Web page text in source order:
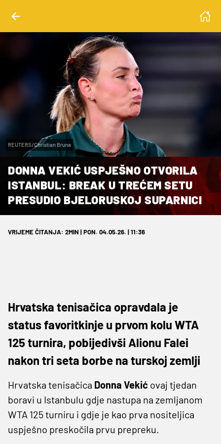
REUTERS/Christian Bruna
DONNA VEKIĆ USPJEŠNO OTVORILA
ISTANBUL: BREAK U TREĆEM SETU
PRESUDIO BJELORUSKOJ SUPARNICI
VRIJEME ČITANJA: 2MIN | PON. 04.05.26. | 11:36
Hrvatska tenisačica opravdala je
status favoritkinje u prvom kolu WTA
125 turnira, pobijedivši Alionu Falei
nakon tri seta borbe na turskoj zemlji
Hrvatska tenisačica Donna Vekić ovaj tjedan
boravi u Istanbulu gdje nastupa na zemljanom
WTA 125 turniru i gdje je kao prva nositeljica
uspješno preskočila prvu prepreku.